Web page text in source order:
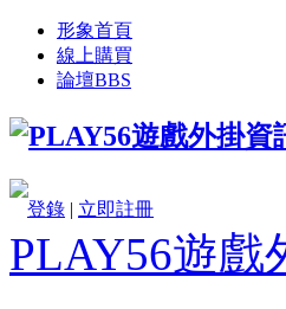
形象首頁
線上購買
論壇BBS
登錄 | 立即註冊
PLAY56遊戲